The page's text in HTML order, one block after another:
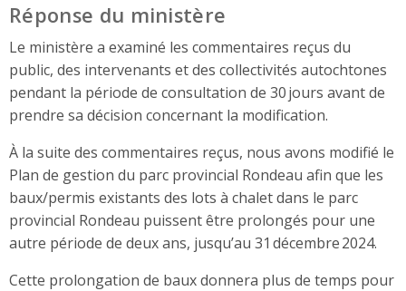
Réponse du ministère
Le ministère a examiné les commentaires reçus du
public, des intervenants et des collectivités autochtones
pendant la période de consultation de 30 jours avant de
prendre sa décision concernant la modification.
À la suite des commentaires reçus, nous avons modifié le
Plan de gestion du parc provincial Rondeau afin que les
baux/permis existants des lots à chalet dans le parc
provincial Rondeau puissent être prolongés pour une
autre période de deux ans, jusqu’au 31 décembre 2024.
Cette prolongation de baux donnera plus de temps pour